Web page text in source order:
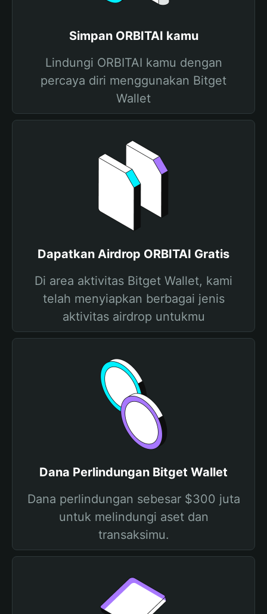
Simpan ORBITAI kamu
Lindungi ORBITAI kamu dengan
percaya diri menggunakan Bitget
Wallet
Dapatkan Airdrop ORBITAI Gratis
Di area aktivitas Bitget Wallet, kami
telah menyiapkan berbagai jenis
aktivitas airdrop untukmu
Dana Perlindungan Bitget Wallet
Dana perlindungan sebesar $300 juta
untuk melindungi aset dan
transaksimu.